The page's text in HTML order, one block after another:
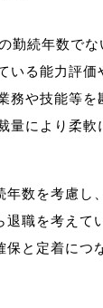
勤続年数で
いる能力評
務や技能等を
量により柔軟
数を考慮し
退職を考えて
保と定着につ